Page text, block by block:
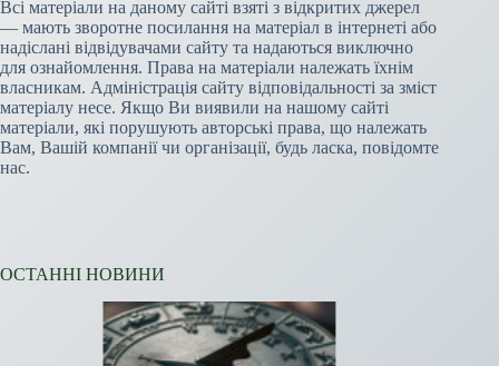
Всі матеріали на даному сайті взяті з відкритих джерел
— мають зворотне посилання на матеріал в інтернеті або
надіслані відвідувачами сайту та надаються виключно
для ознайомлення. Права на матеріали належать їхнім
власникам. Адміністрація сайту відповідальності за зміст
матеріалу несе. Якщо Ви виявили на нашому сайті
матеріали, які порушують авторські права, що належать
Вам, Вашій компанії чи організації, будь ласка, повідомте
нас.
ОСТАННІ НОВИНИ